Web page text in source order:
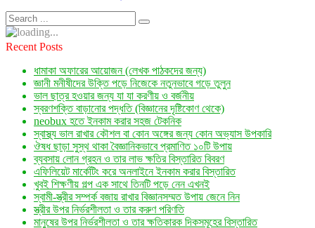
Recent Posts
ধামাকা অফারের আয়োজন (লেখক পাঠকদের জন্য)
জ্ঞানী মনীষীদের উক্তি পড়ে নিজেকে নতুনভাবে গড়ে তুলুন
ভাল ছাত্র হওয়ার জন্য যা যা করণীয় ও বর্জনীয়
স্বরণশক্তি বাড়ানোর পদ্ধতি (বিজ্ঞানের দৃষ্টিকোণ থেকে)
neobux হতে ইনকাম করার সহজ টেকনিক
স্বাস্থ্য ভাল রাখার কৌশল বা কোন অঙ্গের জন্য কোন অভ্যাস উপকারি
ঔষধ ছাড়া সুস্থ থাকা বৈজ্ঞানিকভাবে প্রমাণিত ১০টি উপায়
ব্যবসায় লোন গ্রহন ও তার লাভ ক্ষতির বিস্তারিত বিবরণ
এফিলিয়েট মার্কেটিং করে অনলাইনে ইনকাম করার বিস্তারিত
খুবই শিক্ষণীয় গল্প এক সাথে তিনটি পড়ে নেন এখনই
স্বামী-স্ত্রীর সম্পর্ক বজায় রাখার বিজ্ঞানসম্মত উপায় জেনে নিন
স্ত্রীর উপর নির্ভরশীলতা ও তার করুণ পরিণতি
মানুষের উপর নির্ভরশীলতা ও তার ক্ষতিকারক দিকসমূহের বিস্তারিত